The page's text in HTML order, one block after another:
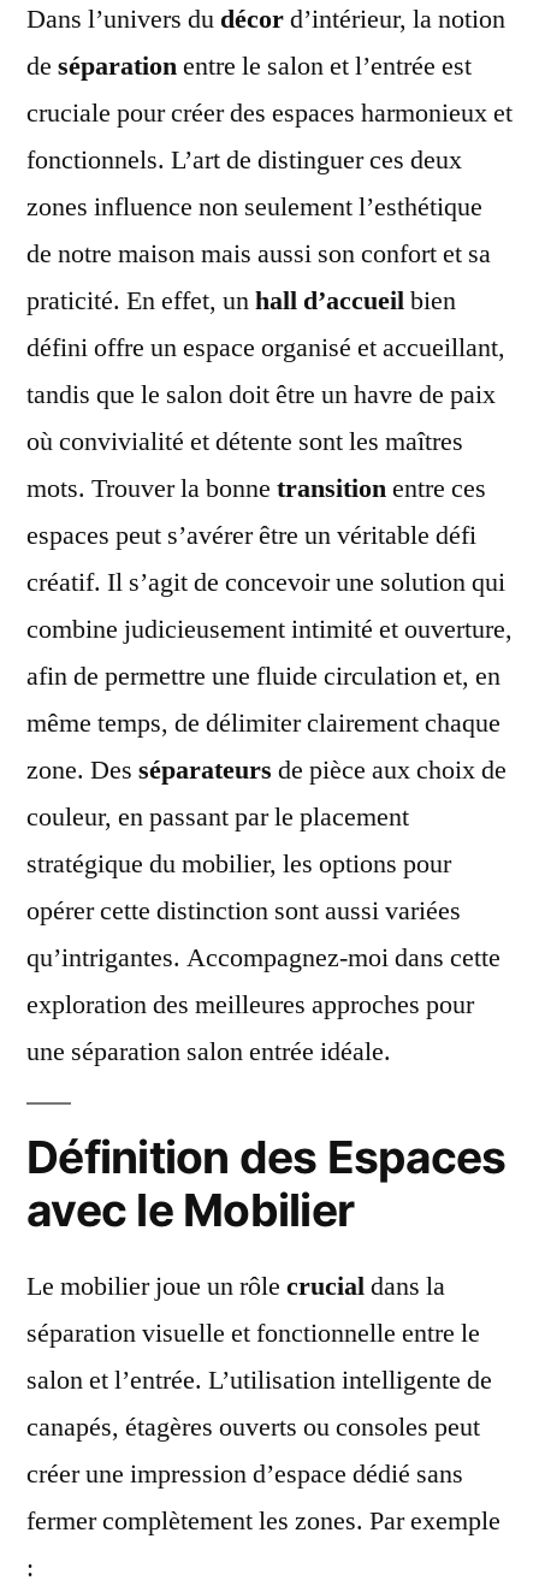
Dans l’univers du décord’intérieur, la notion
de séparationentre le salon et l’entrée est
cruciale pour créer des espaces harmonieux et
fonctionnels. L’art de distinguer ces deux
zones influence non seulement l’esthétique
de notre maison mais aussi son confort et sa
praticité. En effet, unhall d’accueilbien
défini offre un espace organisé et accueillant,
tandis que le salon doit être un havre de paix
où convivialité et détente sont les maîtres
mots. Trouver la bonne transitionentre ces
espaces peut s’avérer être un véritable défi
créatif. Il s’agit de concevoir une solution qui
combine judicieusement intimité et ouverture,
afin de permettre une fluide circulation et, en
même temps, de délimiter clairement chaque
zone. Des séparateurs de pièce aux choix de
couleur, en passant par le placement
stratégique du mobilier, les options pour
opérer cette distinction sont aussi variées
qu’intrigantes. Accompagnez-moi dans cette
exploration des meilleures approches pour
une séparation salon entrée idéale.
Définition des Espaces
avec le Mobilier
Le mobilier joue un rôle crucialdans la
séparation visuelle et fonctionnelle entre le
salon et l’entrée. L’utilisation intelligente de
canapés, étagères ouverts ou consoles peut
créer une impression d’espace dédié sans
fermer complètement les zones. Par exemple
: